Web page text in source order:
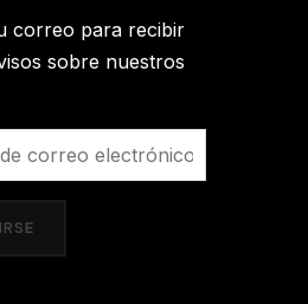
correo para recibir
sobre nuestros